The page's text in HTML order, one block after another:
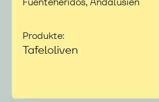
Produkte:
Tafeloliven